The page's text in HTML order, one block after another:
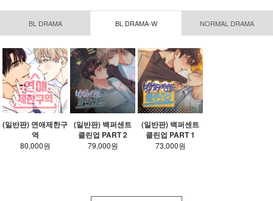
BL DRAMA BL DRAMA-W NORMAL DRAMA
) 백퍼센트
업 PART 1
원
(예약판) 혼불 다섯
번째 밤
(일반판) 혼불 네 번